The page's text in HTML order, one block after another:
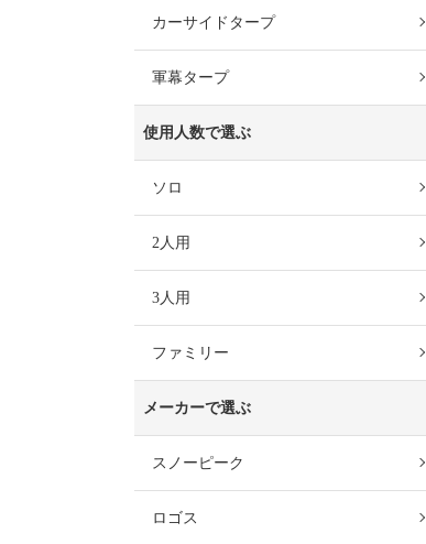
カーサイドタープ
軍幕タープ
使用人数で選ぶ
ソロ
2人用
3人用
ファミリー
メーカーで選ぶ
スノーピーク
ロゴス